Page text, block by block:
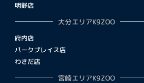
明野店
大分エリアK9ZOO
府内店
パークプレイス店
わさだ店
宮崎エリアK9ZOO